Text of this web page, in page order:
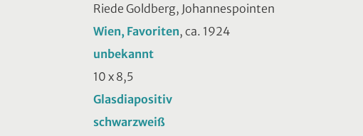
Riede Goldberg, Johannespointen
Wien, Favoriten, ca. 1924
unbekannt
10 x 8,5
Glasdiapositiv
schwarzweiß